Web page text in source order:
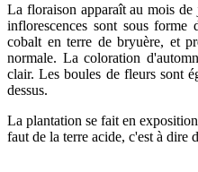
La floraison apparaît au mois
inflorescences sont sous forme
cobalt en terre de bryuère, et
normale. La coloration
clair. Les boules de fleurs sont
dessus.
La plantation se fait en
faut de la terre acide, c'est à dire